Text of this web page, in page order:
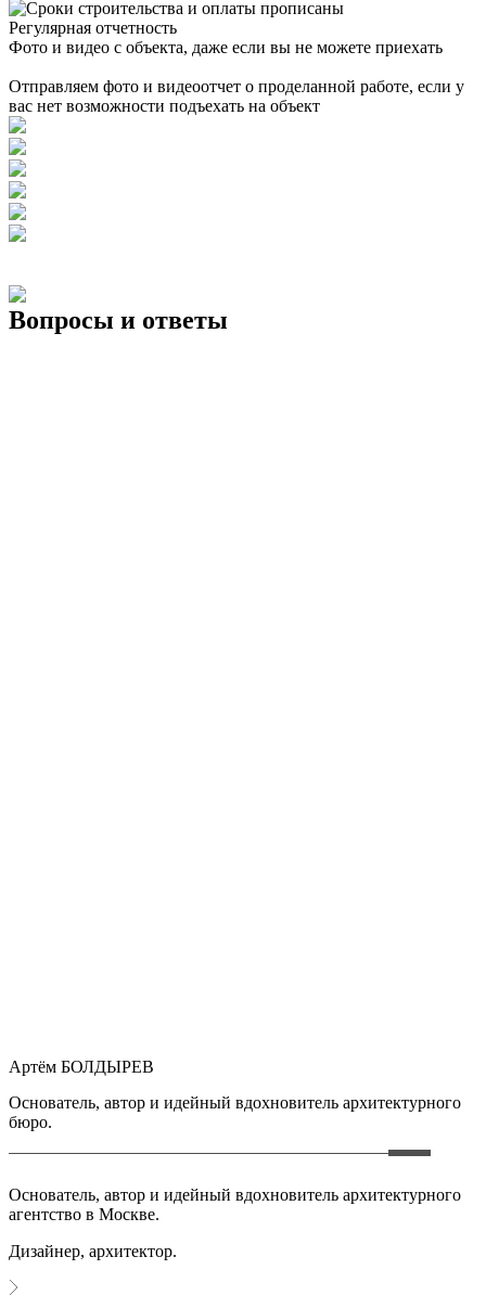
Регулярная отчетность
Фото и видео с объекта, даже если вы не можете приехать
Отправляем фото и видеоотчет о проделанной работе, если у
вас нет возможности подъехать на объект
Вопросы и ответы
Артём БОЛДЫРЕВ
Основатель, автор и идейный вдохновитель архитектурного
бюро.
Основатель, автор и идейный вдохновитель архитектурного
агентство в Москве.
Дизайнер, архитектор.